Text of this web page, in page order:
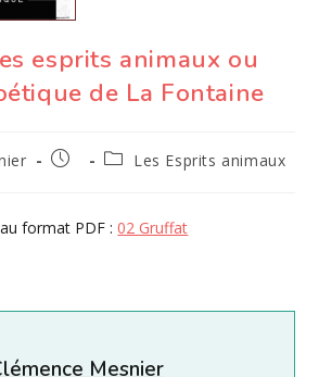
esprits animaux ou
de La Fontaine
Publication
PostLes Esprits animaux
format PDF :02 Gruffat
Mesnier